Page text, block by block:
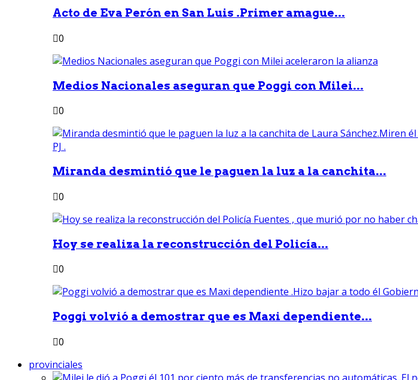
Acto de Eva Perón en San Luis .Primer amague...
0
Medios Nacionales aseguran que Poggi con Milei...
0
Miranda desmintió que le paguen la luz a la canchita...
0
Hoy se realiza la reconstrucción del Policía...
0
Poggi volvió a demostrar que es Maxi dependiente...
0
provinciales